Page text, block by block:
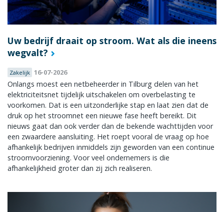
Uw bedrijf draait op stroom. Wat als die ineens
wegvalt?
Zakelijk 16-07-2026
Onlangs moest een netbeheerder in Tilburg delen van het
elektriciteitsnet tijdelijk uitschakelen om overbelasting te
voorkomen. Dat is een uitzonderlijke stap en laat zien dat de
druk op het stroomnet een nieuwe fase heeft bereikt. Dit
nieuws gaat dan ook verder dan de bekende wachttijden voor
een zwaardere aansluiting. Het roept vooral de vraag op hoe
afhankelijk bedrijven inmiddels zijn geworden van een continue
stroomvoorziening. Voor veel ondernemers is die
afhankelijkheid groter dan zij zich realiseren.